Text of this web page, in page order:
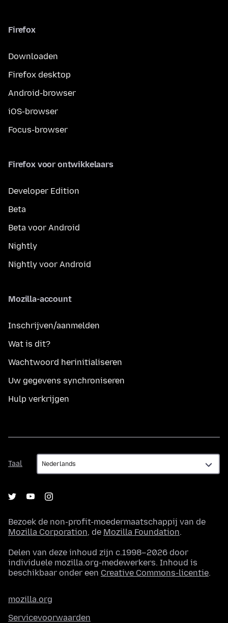
Firefox
Downloaden
Firefox desktop
Android-browser
iOS-browser
Focus-browser
Firefox voor ontwikkelaars
Developer Edition
Beta
Beta voor Android
Nightly
Nightly voor Android
Mozilla-account
Inschrijven/aanmelden
Wat is dit?
Wachtwoord herinitialiseren
Uw gegevens synchroniseren
Hulp verkrijgen
Taal
Taal
Bezoek de non-profit-moedermaatschappij van de
Mozilla Corporation, de Mozilla Foundation.
Delen van deze inhoud zijn c.1998–2026 door
individuele mozilla.org-medewerkers. Inhoud is
beschikbaar onder een Creative Commons-licentie.
mozilla.org
Servicevoorwaarden